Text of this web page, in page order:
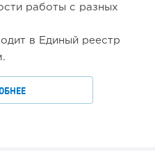
работы с разных
в Единый реестр